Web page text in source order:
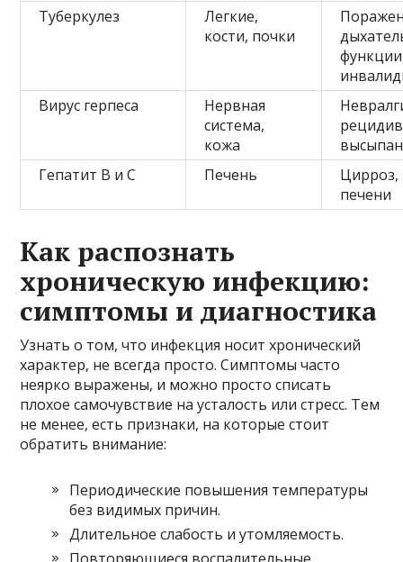
Туберкулез
Легкие,
кости, почки
Вирус герпеса
Нервная
система,
кожа
Гепатит B и C
Печень
Цирроз,
печени
Как распознать
хроническую инфекцию:
симптомы и диагностика
Узнать о том, что инфекция носит хронический
характер, не всегда просто. Симптомы часто
неярко выражены, и можно просто списать
плохое самочувствие на усталость или стресс. Тем
не менее, есть признаки, на которые стоит
обратить внимание:
Периодические повышения температуры
без видимых причин.
Длительное слабость и утомляемость.